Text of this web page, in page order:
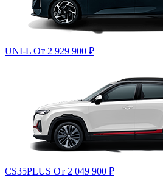
UNI-L От 2 929 900 ₽
CS35PLUS От 2 049 900 ₽